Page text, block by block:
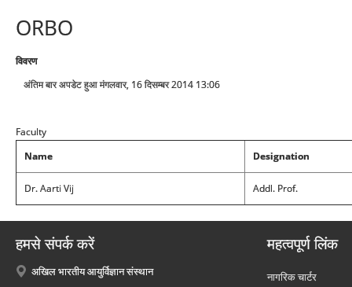
ORBO
विवरण
अंतिम बार अपडेट हुआ मंगलवार, 16 दिसम्बर 2014 13:06
Faculty
Name
Designation
Dr. Aarti Vij Addl. Prof.
हमसे संपर्क करें
अखिल भारतीय आयुर्विज्ञान संस्थान
महत्वपूर्ण लिंक
नागरिक चार्टर